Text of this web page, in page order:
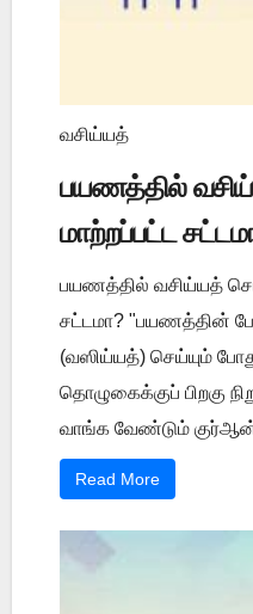
வசிய்யத்
பயணத்தில்
மாற்றப்பட்ட
பயணத்தில் வசிய்யத்
சட்டமா? "பயணத்தின்
(வஸிய்யத்) செய்யும்
தொழுகைக்குப் பிறகு
வாங்க வேண்டும்
Read More